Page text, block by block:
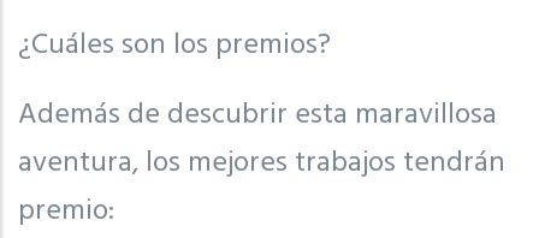
¿Cuáles son los premios?
Además de descubrir esta maravillosa
aventura, los mejores trabajos tendrán
premio: